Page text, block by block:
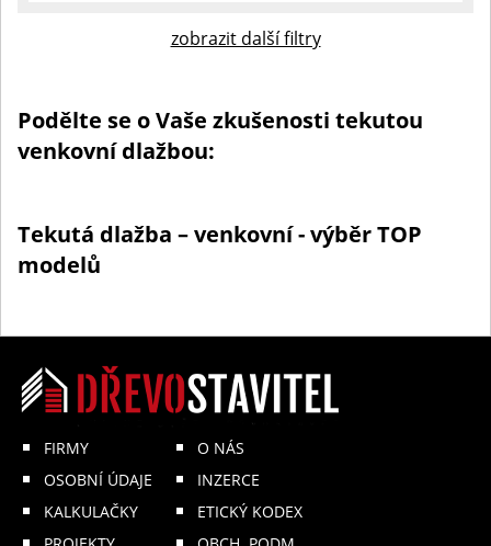
zobrazit další filtry
Podělte se o Vaše zkušenosti tekutou
venkovní dlažbou:
Tekutá dlažba – venkovní - výběr TOP
modelů
FIRMY
OSOBNÍ ÚDAJE
KALKULAČKY
O NÁS
INZERCE
ETICKÝ KODEX